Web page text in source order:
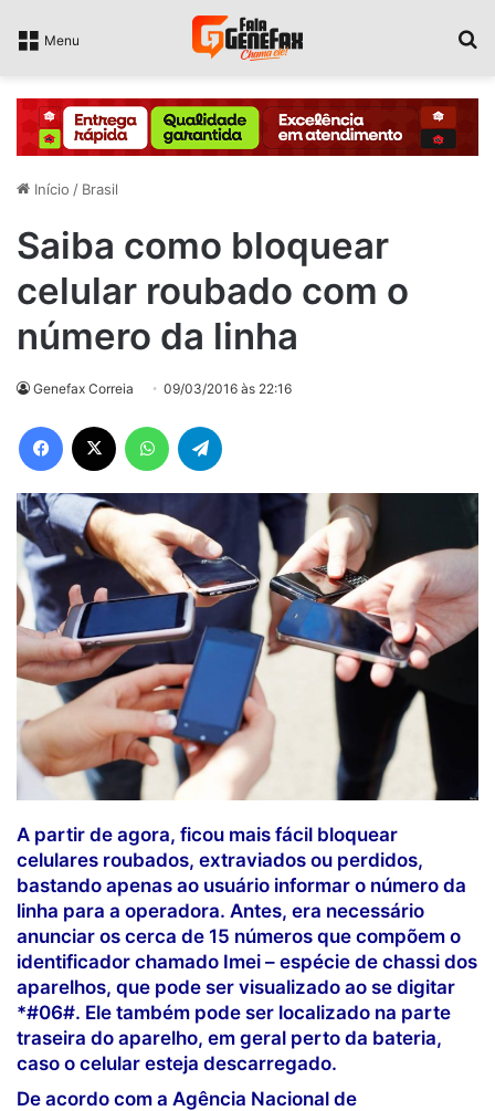
Menu
Início / Brasil
Saiba como bloquear
celular roubado com o
número da linha
Genefax Correia 09/03/2016 às 22:16
Facebook WhatsApp
A partir de agora, ficou mais fácil bloquear
celulares roubados, extraviados ou perdidos,
bastando apenas ao usuário informar o número da
linha para a operadora. Antes, era necessário
anunciar os cerca de 15 números que compõem o
identificador chamado Imei – espécie de chassi dos
aparelhos, que pode ser visualizado ao se digitar
*#06#. Ele também pode ser localizado na parte
traseira do aparelho, em geral perto da bateria,
caso o celular esteja descarregado.
De acordo com a Agência Nacional de